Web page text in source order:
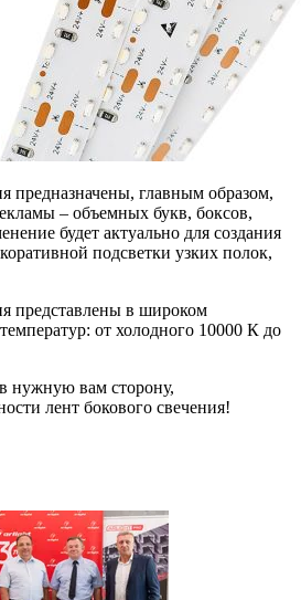
предназначены, главным образом,
– объемных букв, боксов,
будет актуально для создания
подсветки узких полок,
представлены в широком
от холодного 10000 К до
нужную вам сторону,
лент бокового свечения!